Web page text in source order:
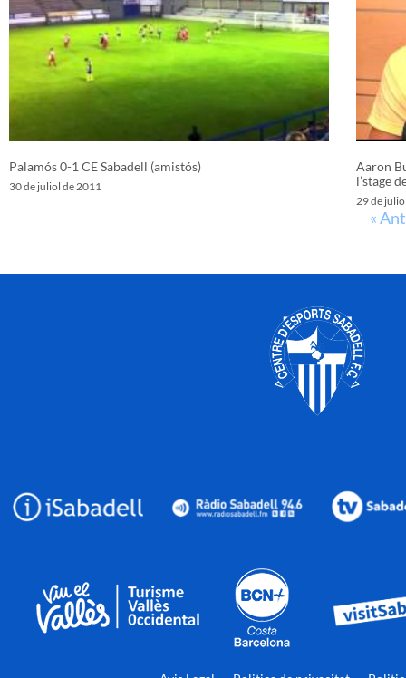
Palamós 0-1 CE Sabadell (amistós)
30 de juliol de 2011
Aaron
l’stage
29 de
«